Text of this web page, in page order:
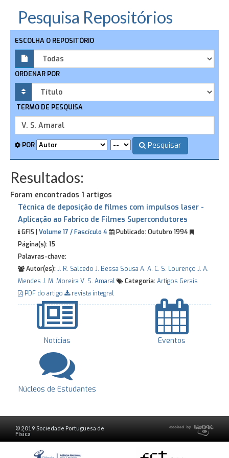
Pesquisa Repositórios
ESCOLHA O REPOSITÓRIO
ORDENAR POR
TERMO DE PESQUISA
POR Pesquisar
Resultados:
Foram encontrados 1 artigos
Técnica de deposição de filmes com impulsos laser -
Aplicação ao Fabrico de Filmes Supercondutores
GFIS | Volume 17 / Fascículo 4 Publicado:Outubro 1994
Página(s):15
Palavras-chave:
Autor(es):J. R. Salcedo J. Bessa Sousa A. A. C. S. Lourenço J. A.
Mendes J. M. Moreira V. S. Amaral Categoria:Artigos Gerais
PDF do artigo
revista integral
Notícias Eventos
Núcleos de Estudantes
© 2019 Sociedade Portuguesa de
Física